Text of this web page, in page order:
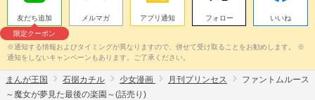
友だち追加
限定クーポン
メルマガ アプリ通知 フォロー いいね
※通知する情報およびタイミングが異なりますので、併せて受け取ることをお勧めします。 ※
通知をしないキャンペーンもあります。ご了承ください。
まんが王国 石据カチル 少女漫画 月刊プリンセス
ファントムルース
～魔女が夢見た最後の楽園～(話売り)